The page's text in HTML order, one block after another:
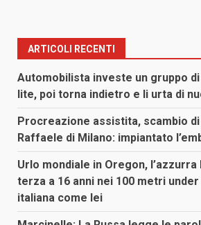
ARTICOLI RECENTI
Automobilista investe un gruppo
lite, poi torna indietro e li urta di
Procreazione assistita, scambio
Raffaele di Milano: impiantato
Urlo mondiale in Oregon, l’azzurra
terza a 16 anni nei 100 metri under
italiana come lei